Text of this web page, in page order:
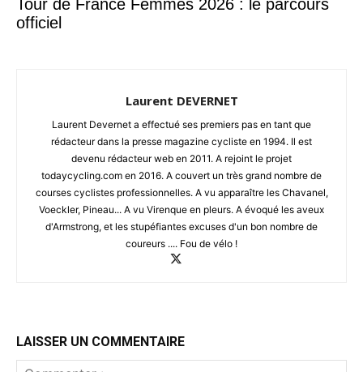
Tour de France Femmes 2026 : le parcours
officiel
Laurent DEVERNET
Laurent Devernet a effectué ses premiers pas en tant que
rédacteur dans la presse magazine cycliste en 1994. Il est
devenu rédacteur web en 2011. A rejoint le projet
todaycycling.com en 2016. A couvert un très grand nombre de
courses cyclistes professionnelles. A vu apparaître les Chavanel,
Voeckler, Pineau... A vu Virenque en pleurs. A évoqué les aveux
d'Armstrong, et les stupéfiantes excuses d'un bon nombre de
coureurs .... Fou de vélo !
LAISSER UN COMMENTAIRE